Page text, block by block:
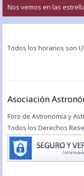
Nos vemos en las
Todos los horarios son
Asociación
Foro de Astronomía y
Todos los Derechos